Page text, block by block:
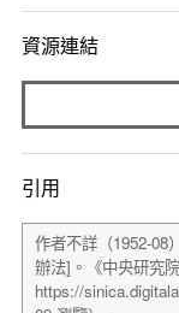
資源連結
引用